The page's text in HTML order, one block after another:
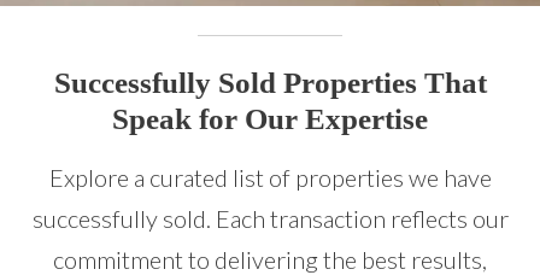
Successfully Sold Properties That
Speak for Our Expertise
Explore a curated list of properties we have
successfully sold. Each transaction reflects our
commitment to delivering the best results,